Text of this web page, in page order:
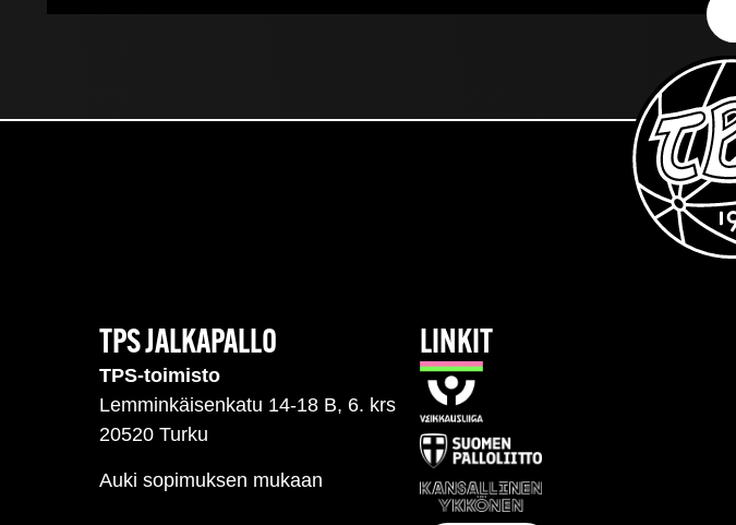
TPS JALKAPALLO
TPS-toimisto
Lemminkäisenkatu 14-18 B, 6. krs
20520 Turku
Auki sopimuksen mukaan
LINKIT